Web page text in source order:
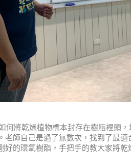
將乾燥植物標本封存在樹脂裡頭，
老師自己是過了無數次，找到了最
好的環氧樹酯，手把手的教大家將乾